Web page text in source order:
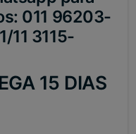
011 96203-
11 3115-
15 DIAS